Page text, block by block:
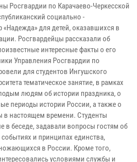
Росгвардии по Карачаево-Черкесской
социально -
для детей, оказавшихся в
Росгвардейцы рассказали об
интересные факты о его
Управления Росгвардии по
для студентов Ингушского
тематическое занятие, в рамках
людям об истории праздника, о
периоды истории России, а также о
в настоящем времени. Студенты
в беседе, задавали вопросы гостям об
и принципах единства,
в России. Кроме того,
условиями службы и